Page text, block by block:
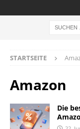
STARTSEITE
Amazon
Die